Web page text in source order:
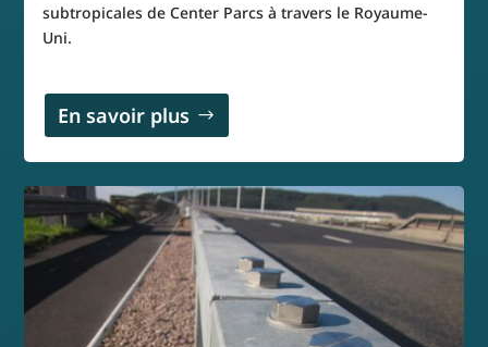
subtropicales de Center Parcs à travers le Royaume-
Uni.
En savoir plus